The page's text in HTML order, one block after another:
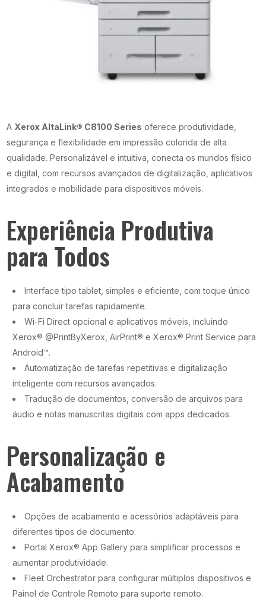
A Xerox AltaLink® C8100 Series oferece produtividade,
segurança e flexibilidade em impressão colorida de alta
qualidade. Personalizável e intuitiva, conecta os mundos físico
e digital, com recursos avançados de digitalização, aplicativos
integrados e mobilidade para dispositivos móveis.
Experiência Produtiva
para Todos
Interface tipo tablet, simples e eficiente, com toque único
para concluir tarefas rapidamente.
Wi-Fi Direct opcional e aplicativos móveis, incluindo
Xerox® @PrintByXerox, AirPrint® e Xerox® Print Service para
Android™.
Automatização de tarefas repetitivas e digitalização
inteligente com recursos avançados.
Tradução de documentos, conversão de arquivos para
áudio e notas manuscritas digitais com apps dedicados.
Personalização e
Acabamento
Opções de acabamento e acessórios adaptáveis para
diferentes tipos de documento.
Portal Xerox® App Gallery para simplificar processos e
aumentar produtividade.
Fleet Orchestrator para configurar múltiplos dispositivos e
Painel de Controle Remoto para suporte remoto.